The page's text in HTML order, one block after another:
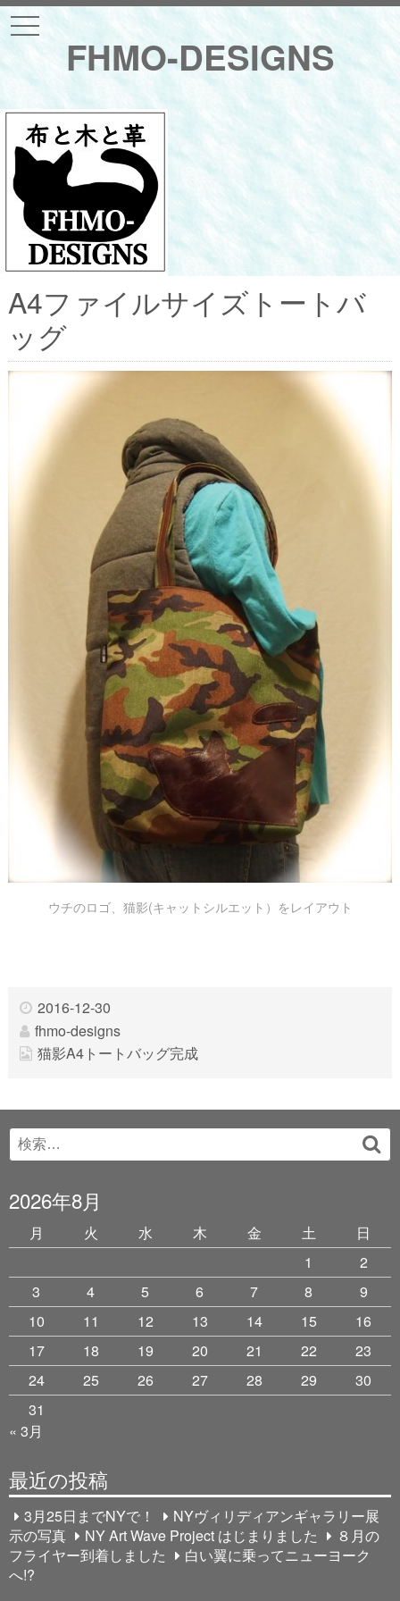
FHMO-DESIGNS
t
o
a
v
i
g
o
n
A4ファイルサイズトートバ
ッグ
ウチのロゴ、猫影(キャットシルエット）をレイアウト
2016-12-30
fhmo-designs
猫影A4トートバッグ完成
Search
for:
2026年8月
月 火 水 木 金 土
日
1
2
3
4 5 6 7 8
9
10
11 12 13 14 15
16
17
18 19 20 21 22
23
24
25 26 27 28 29
30
31
« 3月
最近の投稿
3月25日までNYで！
NYヴィリディアンギャラリー展
示の写真
NY Art Wave Project はじまりました
８月の
フライヤー到着しました
白い翼に乗ってニューヨーク
へ!?